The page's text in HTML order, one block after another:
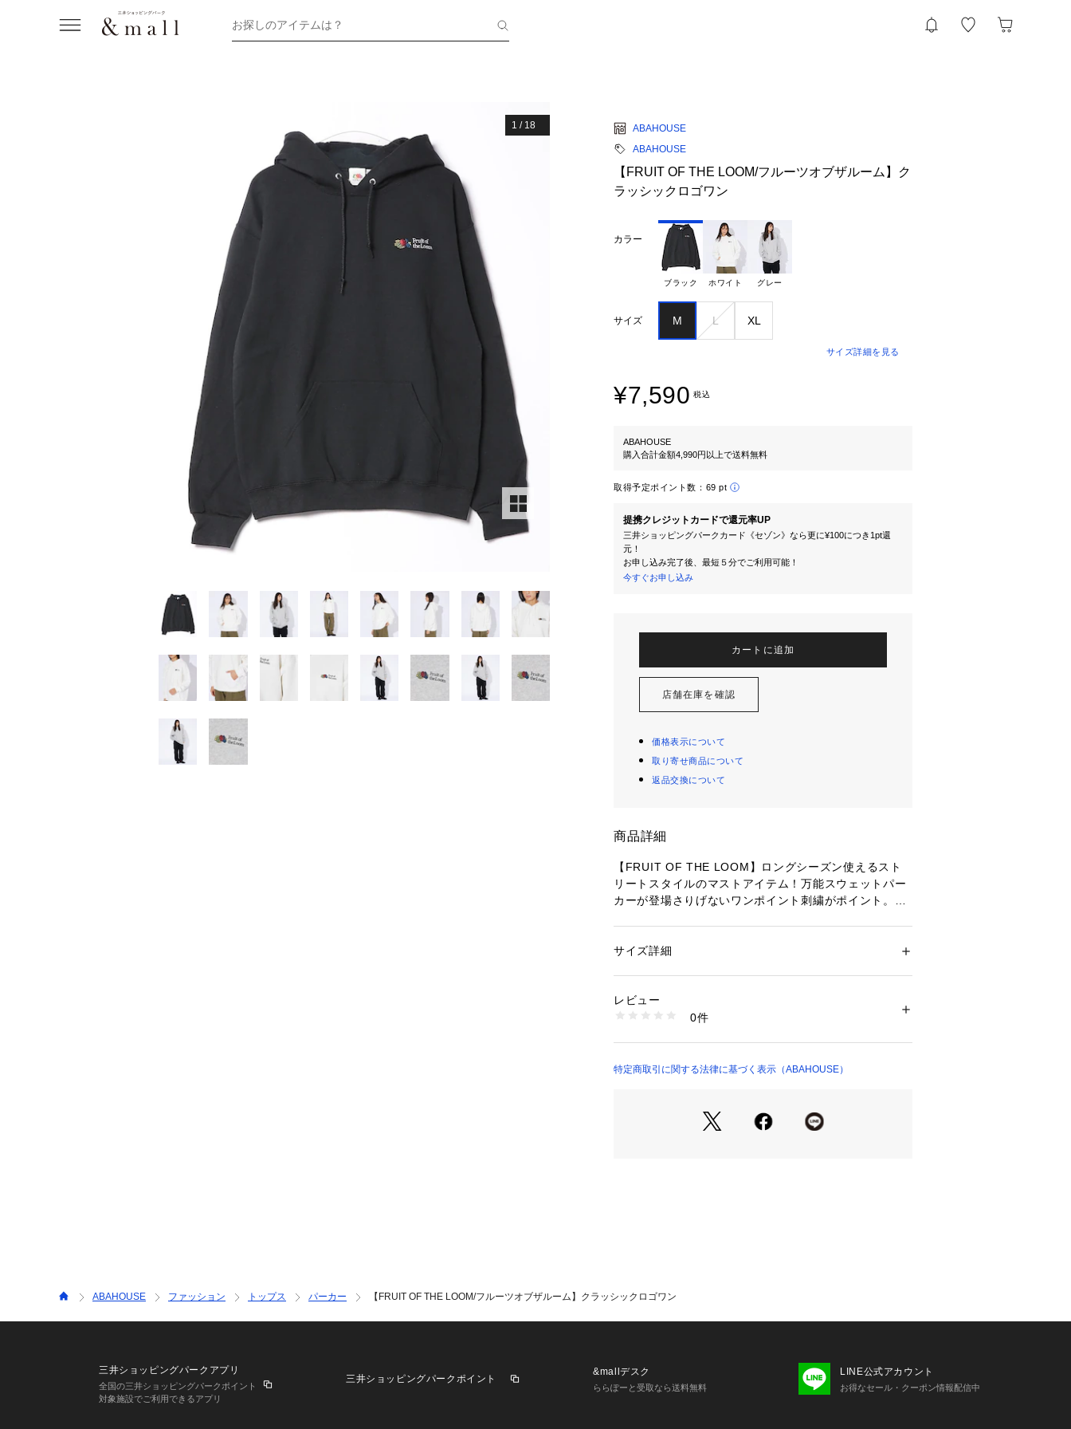
お探しのアイテムは？
1 / 18
ABAHOUSE
ABAHOUSE
【FRUIT OF THE LOOM/フルーツオブザルーム】ク
ラッシックロゴワン
カラー
ブラック ホワイト グレー
サイズ M L XL
サイズ詳細を見る
¥7,590 税込
ABAHOUSE
購入合計金額4,990円以上で送料無料
取得予定ポイント数： 69 pt
提携クレジットカードで還元率UP
三井ショッピングパークカード《セゾン》なら更に¥100につき1pt還
元！
お申し込み完了後、最短５分でご利用可能！
今すぐお申し込み
カートに追加
店舗在庫を確認
価格表示について
取り寄せ商品について
返品交換について
商品詳細
【FRUIT OF THE LOOM】ロングシーズン使えるスト
リートスタイルのマストアイテム！万能スウェットパー
カーが登場さりげないワンポイント刺繍がポイント。
います。
着用いただけるので、パートナーやお友達とお揃いもお
シンプルなスウェットは何枚あっても便利なアイテムで
すが、特に生地が上質だとロングシーズンお使いいただ
◆コーディネート
定番のカジュアルアイテムとの相性抜群。
したサイズ感にして、メリハリコーデに。
ゆったりシルエットのボトムスなら、よりストリート感
性別：メンズ
商品番号：
04499820307 （ショップ）
サイズ詳細
レビュー
0件
特定商取引に関する法律に基づく表示（ABAHOUSE）
ABAHOUSE ファッション トップス パーカー 【FRUIT OF THE LOOM/フルーツオブザルーム】クラッシックロゴワン
三井ショッピングパークアプリ
全国の三井ショッピングパークポイント
対象施設でご利用できるアプリ
三井ショッピングパークポイント
&mallデスク
ららぽーと受取なら送料無料
LINE公式アカウント
お得なセール・クーポン情報配信中